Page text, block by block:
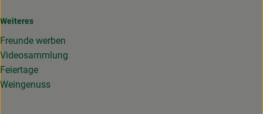
Weiteres
Freunde werben
Videosammlung
Feiertage
Weingenuss